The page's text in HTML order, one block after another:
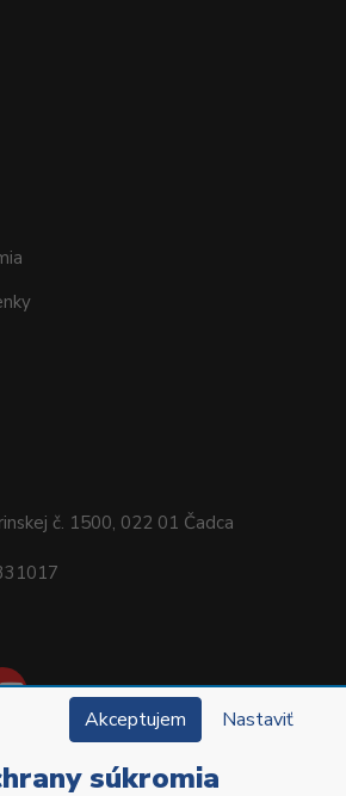
č. 1500, 022 01 Čadca
Akceptujem Nastaviť
súkromia